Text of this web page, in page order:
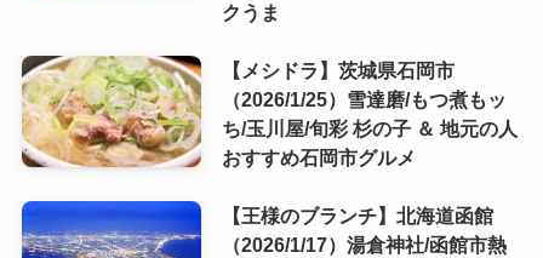
クうま
【メシドラ】茨城県石岡市
（2026/1/25）雪達磨/もつ煮もッ
ち/玉川屋/旬彩 杉の子 ＆ 地元の人
おすすめ石岡市グルメ
【王様のブランチ】北海道函館
（2026/1/17）湯倉神社/函館市熱